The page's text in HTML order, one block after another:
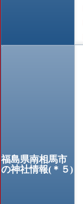
福島県南相馬市
の神社情報(＊５)